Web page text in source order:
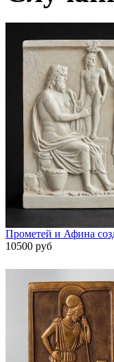
Прометей и Афина
10500 руб